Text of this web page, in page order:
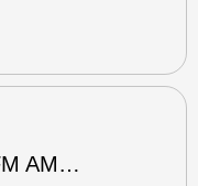
AM…